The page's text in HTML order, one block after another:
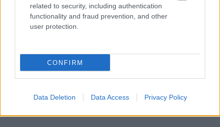
related to security, including authentication
functionality and fraud prevention, and other
user protection.
CONFIRM
Data Deletion Data Access Privacy Policy